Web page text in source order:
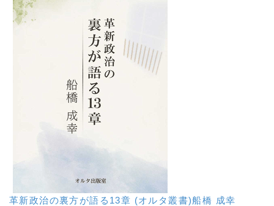
革新政治の裏方が語る13章 (オルタ叢書)船橋 成幸